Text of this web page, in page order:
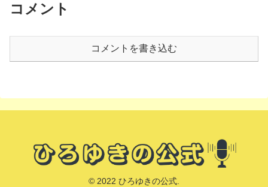
コメント
コメントを書き込む
© 2022 ひろゆきの公式.